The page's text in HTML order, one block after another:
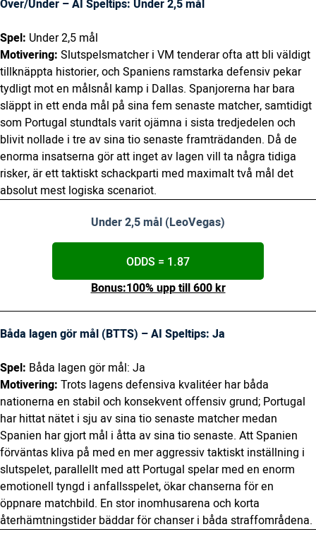
Över/Under – AI Speltips: Under 2,5 mål
Spel: Under 2,5 mål
Motivering: Slutspelsmatcher i VM tenderar ofta att bli väldigt
tillknäppta historier, och Spaniens ramstarka defensiv pekar
tydligt mot en målsnål kamp i Dallas. Spanjorerna har bara
släppt in ett enda mål på sina fem senaste matcher, samtidigt
som Portugal stundtals varit ojämna i sista tredjedelen och
blivit nollade i tre av sina tio senaste framträdanden. Då de
enorma insatserna gör att inget av lagen vill ta några tidiga
risker, är ett taktiskt schackparti med maximalt två mål det
absolut mest logiska scenariot.
Under 2,5 mål (LeoVegas)
ODDS = 1.87
Bonus:100% upp till 600 kr
Båda lagen gör mål (BTTS) – AI Speltips: Ja
Spel: Båda lagen gör mål: Ja
Motivering: Trots lagens defensiva kvalitéer har båda
nationerna en stabil och konsekvent offensiv grund; Portugal
har hittat nätet i sju av sina tio senaste matcher medan
Spanien har gjort mål i åtta av sina tio senaste. Att Spanien
förväntas kliva på med en mer aggressiv taktiskt inställning i
slutspelet, parallellt med att Portugal spelar med en enorm
emotionell tyngd i anfallsspelet, ökar chanserna för en
öppnare matchbild. En stor inomhusarena och korta
återhämtningstider bäddar för chanser i båda straffområdena.